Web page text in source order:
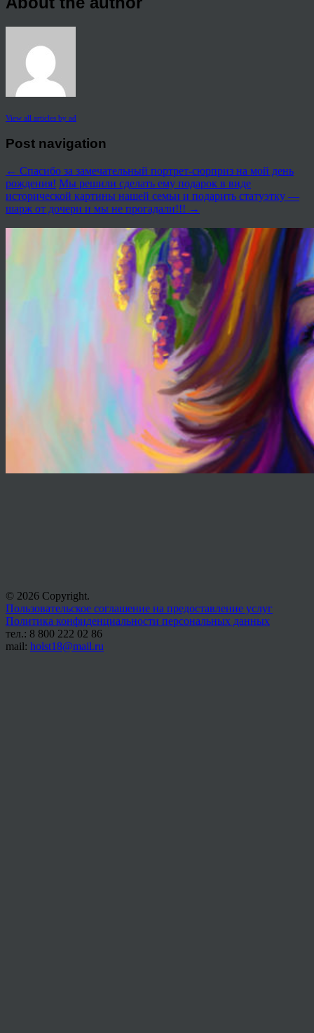
View all articles by ad
Post navigation
← Спасибо за замечательный портрет-сюрприз на мой день
рождения! Мы решили сделать ему подарок в виде
исторической картины нашей семьи и подарить статуэтку —
шарж от дочери и мы не прогадали!!! →
© 2026 Copyright.
Пользовательское соглашение на предоставление услуг
Политика конфиденциальности персональных данных
тел.: 8 800 222 02 86
mail: holst18@mail.ru